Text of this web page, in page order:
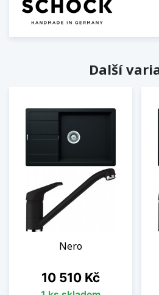
Další
Nero
Cena
10 510 Kč